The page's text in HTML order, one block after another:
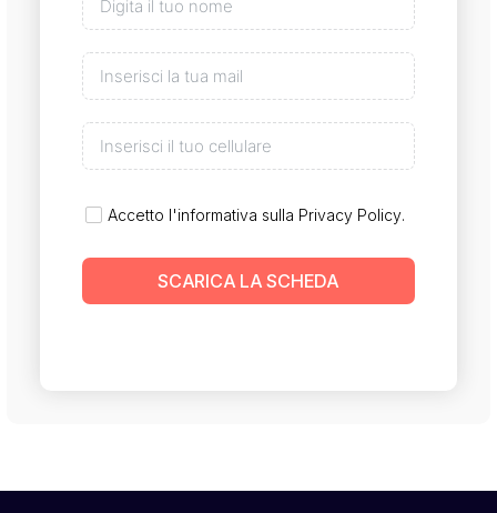
Accetto l'informativa sulla Privacy Policy.
SCARICA LA SCHEDA